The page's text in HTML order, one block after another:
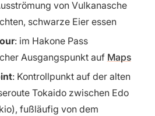
von Vulkanasche
schwarze Eier essen
: im Hakone Pass
Ausgangspunkt auf Maps
: Kontrollpunkt auf der alten
Tokaido zwischen Edo
fußläufig von dem